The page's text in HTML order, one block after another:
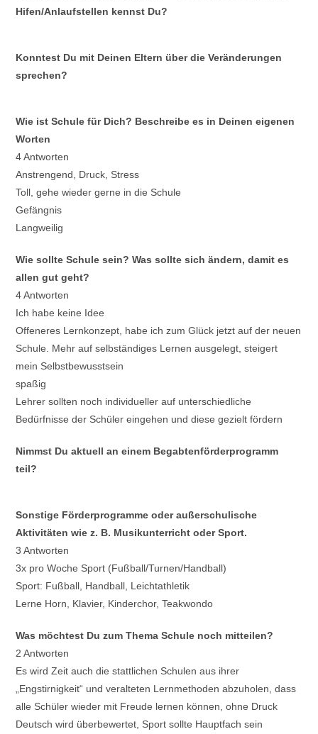
Hifen/Anlaufstellen kennst Du?
Konntest Du mit Deinen Eltern über die Veränderungen
sprechen?
Wie ist Schule für Dich? Beschreibe es in Deinen eigenen
Worten
4 Antworten
Anstrengend, Druck, Stress
Toll, gehe wieder gerne in die Schule
Gefängnis
Langweilig
Wie sollte Schule sein? Was sollte sich ändern, damit es
allen gut geht?
4 Antworten
Ich habe keine Idee
Offeneres Lernkonzept, habe ich zum Glück jetzt auf der neuen
Schule. Mehr auf selbständiges Lernen ausgelegt, steigert
mein Selbstbewusstsein
spaßig
Lehrer sollten noch individueller auf unterschiedliche
Bedürfnisse der Schüler eingehen und diese gezielt fördern
Nimmst Du aktuell an einem Begabtenförderprogramm
teil?
Sonstige Förderprogramme oder außerschulische
Aktivitäten wie z. B. Musikunterricht oder Sport.
3 Antworten
3x pro Woche Sport (Fußball/Turnen/Handball)
Sport: Fußball, Handball, Leichtathletik
Lerne Horn, Klavier, Kinderchor, Teakwondo
Was möchtest Du zum Thema Schule noch mitteilen?
2 Antworten
Es wird Zeit auch die stattlichen Schulen aus ihrer
„Engstirnigkeit“ und veralteten Lernmethoden abzuholen, dass
alle Schüler wieder mit Freude lernen können, ohne Druck
Deutsch wird überbewertet, Sport sollte Hauptfach sein